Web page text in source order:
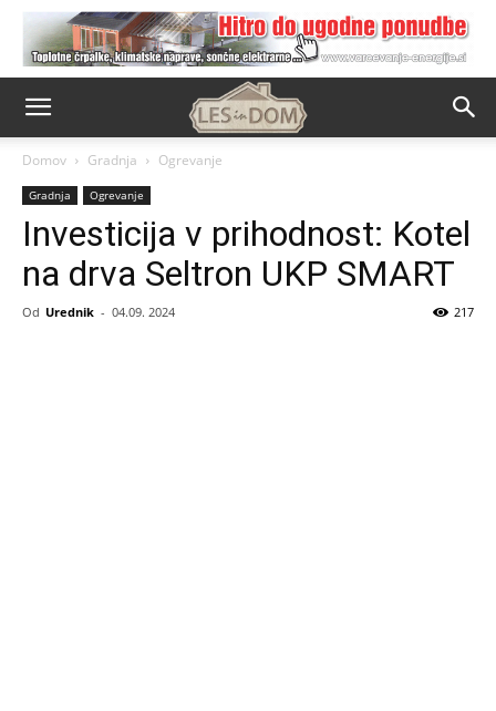
Domov Gradnja Ogrevanje
Gradnja Ogrevanje
Investicija v prihodnost: Kotel
na drva Seltron UKP SMART
Od Urednik - 04.09. 2024 217